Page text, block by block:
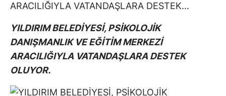
YILDIRIM BELEDİYESİ, PSİKOLOJİK
DANIŞMANLIK VE EĞİTİM MERKEZİ
ARACILIĞIYLA VATANDAŞLARA DESTEK
OLUYOR.